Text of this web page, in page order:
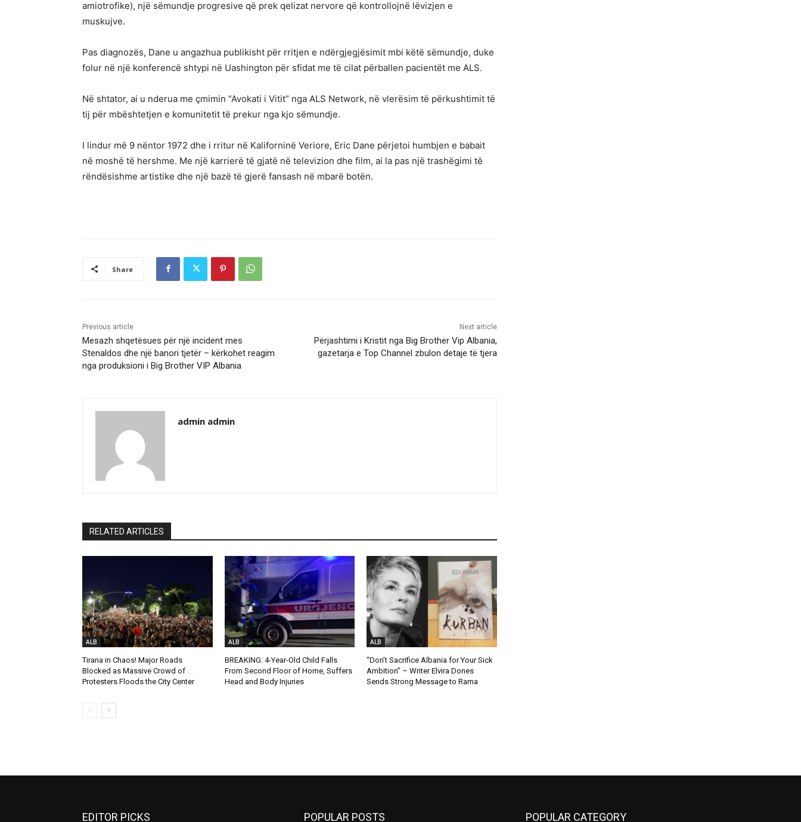
amiotrofike), një sëmundje progresive që prek qelizat nervore që kontrollojnë lëvizjen e
muskujve.
Pas diagnozës, Dane u angazhua publikisht për rritjen e ndërgjegjësimit mbi këtë sëmundje, duke
folur në një konferencë shtypi në Uashington për sfidat me të cilat përballen pacientët me ALS.
Në shtator, ai u nderua me çmimin “Avokati i Vitit” nga ALS Network, në vlerësim të përkushtimit të
tij për mbështetjen e komunitetit të prekur nga kjo sëmundje.
I lindur më 9 nëntor 1972 dhe i rritur në Kaliforninë Veriore, Eric Dane përjetoi humbjen e babait
në moshë të hershme. Me një karrierë të gjatë në televizion dhe film, ai la pas një trashëgimi të
rëndësishme artistike dhe një bazë të gjerë fansash në mbarë botën.
Share
Previous article
Mesazh shqetësues për një incident mes
Stenaldos dhe një banori tjetër – kërkohet reagim
nga produksioni i Big Brother VIP Albania
Next article
Përjashtimi i Kristit nga Big Brother Vip Albania,
gazetarja e Top Channel zbulon detaje të tjera
admin admin
RELATED ARTICLES
ALB
Tirana in Chaos! Major Roads
Blocked as Massive Crowd of
Protesters Floods the City Center
ALB
BREAKING: 4-Year-Old Child Falls
From Second Floor of Home, Suffers
Head and Body Injuries
ALB
“Don’t Sacrifice Albania for Your Sick
Ambition” – Writer Elvira Dones
Sends Strong Message to Rama
EDITOR PICKS POPULAR POSTS POPULAR CATEGORY